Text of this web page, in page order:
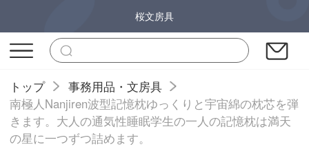
桜文房具
トップ
事務用品・文房具
南極人Nanjiren波型記憶枕ゆっくりと宇宙綿の枕芯を弾
きます。大人の通気性睡眠学生の一人の記憶枕は満天
の星に一つずつ詰めます。